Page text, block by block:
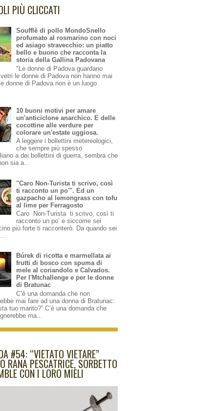
PIÙ CLICCATI
Soufflè di pollo MondoSnello
profumato al rosmarino con noci
ed asiago stravecchio: un piatto
bello e buono che racconta la
storia della Gallina Padovana
"Le donne di Padova guardano
le donne di Padova non hanno mai
donne di Padova non è un luogo
10 buoni motivi per amare
un'anticiclone anarchico. E delle
cocottine alle verdure per
colorare un'estate uggiosa.
A leggere i bollettini metereologici,
che sempre più spesso
a dei bollettini di guerra, sembra che
sia a...
"Caro Non-Turista ti scrivo, così
ti racconto un po'". Ed un
gazpacho al lemongrass con tofu
al lime per Ferragosto
Caro Non-Turista ti scrivo, così ti
racconto un po’ e siccome sei
più forte ti racconterò. Da quando sei
Búrek di ricotta e marmellata ai
frutti di bosco con spuma di
mele al coriandolo e Calvados.
Per l'Mtchallenge e per le donne
di Bratunac
C’è una domanda che non
mai fare ad una donna di Bratunac:
tuo marito?” C’è una domanda che
ma...
#54: “VIETATO VIETARE”
RANA PESCATRICE, SORBETTO
CON I LORO MIELI